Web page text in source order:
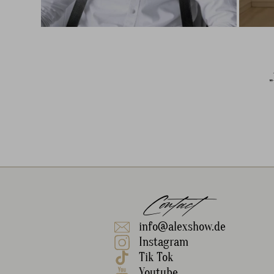
Contact
info@alexshow.de
Instagram
Tik Tok